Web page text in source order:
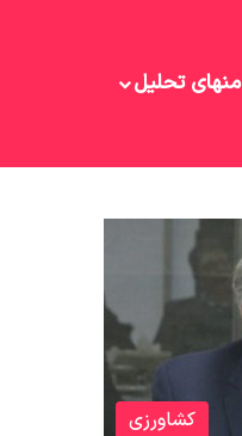
منهای تحلیل
کشاورزی